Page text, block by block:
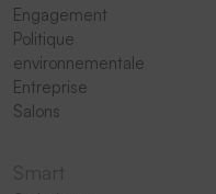
Engagement
Politique
environnementale
Entreprise
Salons